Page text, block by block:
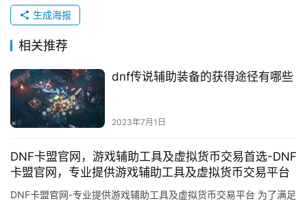
生成海报
相关推荐
dnf传说辅助装备的获得途径有哪些
2023年7月1日
DNF卡盟官网，游戏辅助工具及虚拟货币交易首选-DNF
卡盟官网，专业提供游戏辅助工具及虚拟货币交易平台
DNF卡盟官网-专业提供游戏辅助工具及虚拟货币交易平台 为了满足